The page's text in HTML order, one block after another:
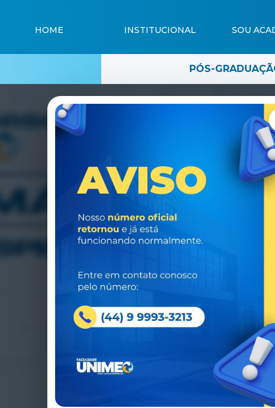
HOME INSTITUCIONAL SOU
PÓS-
📘
Nossos cursos de
Pós-graduação
📅
ESCOLHA SEU